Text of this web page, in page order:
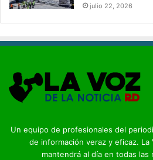
julio 22, 2026
Un equipo de profesionales del
de información veraz y eficaz. La
mantendrá al día en todas